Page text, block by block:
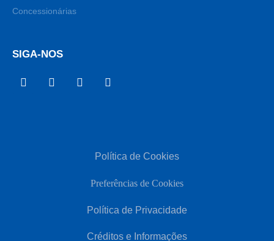
Concessionárias
SIGA-NOS
Política de Cookies
Preferências de Cookies
Política de Privacidade
Créditos e Informações